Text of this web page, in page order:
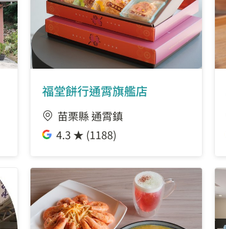
福堂餅行通霄旗艦店
苗栗縣 通霄鎮
4.3 ★ (1188)